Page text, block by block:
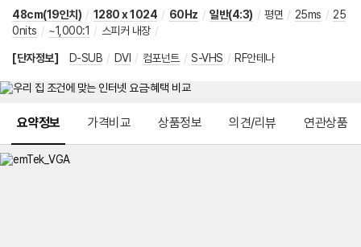
48cm(19인치) / 1280 x 1024 / 60Hz / 일반(4:3) / 평면 / 25ms / 25
0nits / ~1,000:1 / 스피커 내장 /
[단자정보] D-SUB / DVI / 컴포넌트 / S-VHS / RF안테나
요약정보 가격비교 상품정보 의견/리뷰 연관상품